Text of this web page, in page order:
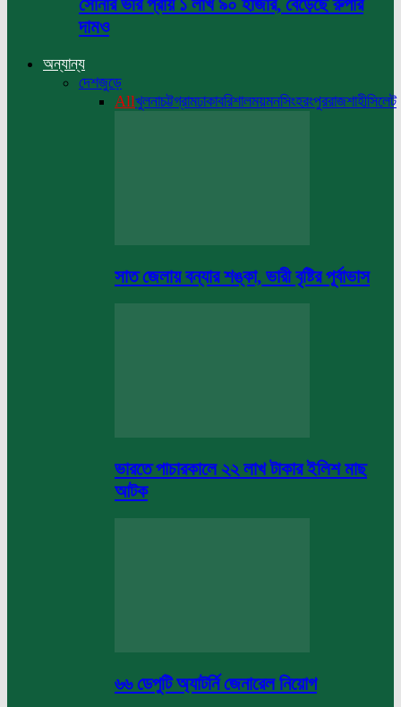
সোনার ভরি প্রায় ১ লাখ ৯০ হাজার, বেড়েছে রুপার
দামও
অন্যান্য
দেশজুড়ে
Allখুলনাচট্টগ্রামঢাকাবরিশালময়মনসিংহরংপুররাজশাহীসিলেট
সাত জেলায় বন্যার শঙ্কা, ভারী বৃষ্টির পূর্বাভাস
ভারতে পাচারকালে ২২ লাখ টাকার ইলিশ মাছ
আটক
৬৬ ডেপুটি অ্যাটর্নি জেনারেল নিয়োগ